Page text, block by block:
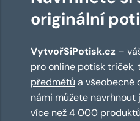
originální
VytvořSiPotisk.cz –
pro online potisk triček,
předmětů a všeobecně
námi můžete
více než 4 000